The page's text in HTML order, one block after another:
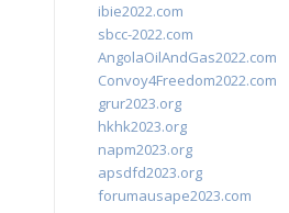
ibie2022.com
sbcc-2022.com
AngolaOilAndGas2022.com
Convoy4Freedom2022.com
grur2023.org
hkhk2023.org
napm2023.org
apsdfd2023.org
forumausape2023.com